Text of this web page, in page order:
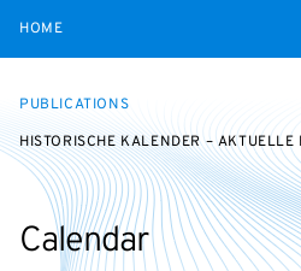
HOME
PUBLICATIONS
HISTORISCHE KALENDER –
Calendar